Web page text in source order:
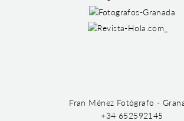
Fran Ménez Fotógrafo -
+34 652592145